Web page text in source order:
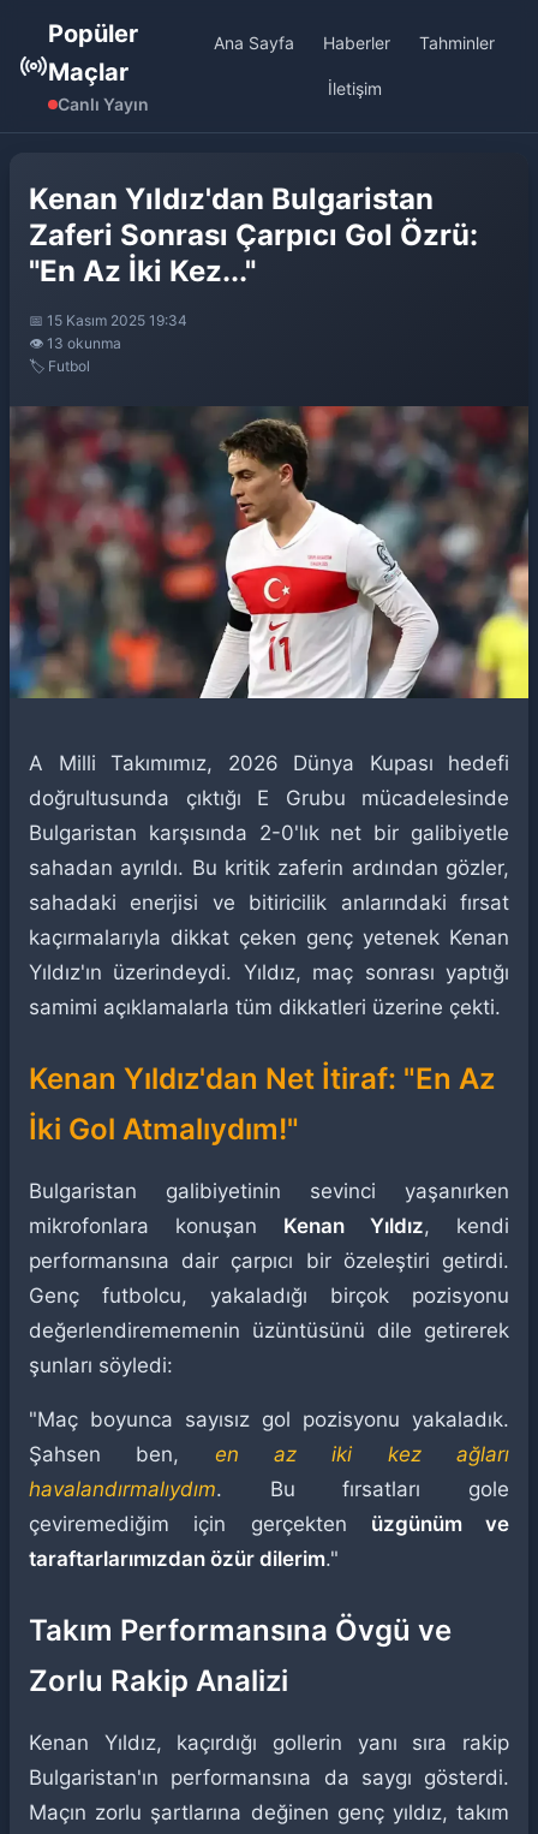
Popüler
Maçlar
Canlı Yayın
Ana Sayfa Haberler Tahminler
İletişim
Kenan Yıldız'dan Bulgaristan
Zaferi Sonrası Çarpıcı Gol Özrü:
"En Az İki Kez..."
📅 15 Kasım 2025 19:34
👁️ 13 okunma
🏷️ Futbol
A Milli Takımımız, 2026 Dünya Kupası hedefi
doğrultusunda çıktığı E Grubu mücadelesinde
Bulgaristan karşısında 2-0'lık net bir galibiyetle
sahadan ayrıldı. Bu kritik zaferin ardından gözler,
sahadaki enerjisi ve bitiricilik anlarındaki fırsat
kaçırmalarıyla dikkat çeken genç yetenek Kenan
Yıldız'ın üzerindeydi. Yıldız, maç sonrası yaptığı
samimi açıklamalarla tüm dikkatleri üzerine çekti.
Kenan Yıldız'dan Net İtiraf: "En Az
İki Gol Atmalıydım!"
Bulgaristan galibiyetinin sevinci yaşanırken
mikrofonlara konuşan Kenan Yıldız, kendi
performansına dair çarpıcı bir özeleştiri getirdi.
Genç futbolcu, yakaladığı birçok pozisyonu
değerlendirememenin üzüntüsünü dile getirerek
şunları söyledi:
"Maç boyunca sayısız gol pozisyonu yakaladık.
Şahsen ben, en az iki kez ağları
havalandırmalıydım. Bu fırsatları gole
çeviremediğim için gerçekten üzgünüm ve
taraftarlarımızdan özür dilerim."
Takım Performansına Övgü ve
Zorlu Rakip Analizi
Kenan Yıldız, kaçırdığı gollerin yanı sıra rakip
Bulgaristan'ın performansına da saygı gösterdi.
Maçın zorlu şartlarına değinen genç yıldız, takım